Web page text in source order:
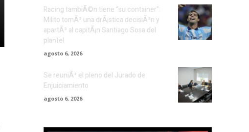
Racing tambiÃ©n tiene “su container”:
Milito tomÃ³ una drÃ¡stica decisiÃ³n y
apartÃ³ al capitÃ¡n Santiago Sosa del
plantel
agosto 6, 2026
Se reuniÃ³ el pleno del Jurado de
Enjuiciamiento
agosto 6, 2026